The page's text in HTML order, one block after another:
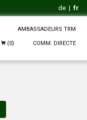
de | fr
AMBASSADEURS TRM
(0) COMM. DIRECTE